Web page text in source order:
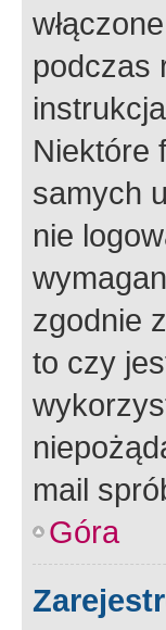
podczas
Niektóre
samych
nie
zgodnie
to czy
mail
Góra